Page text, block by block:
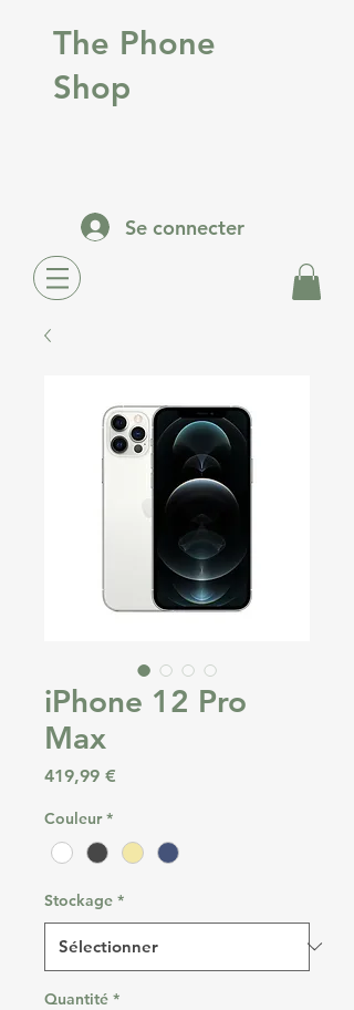
The Phone
Shop
Se connecter
iPhone 12 Pro
Max
419,99 €
Couleur *
Stockage *
Quantité *